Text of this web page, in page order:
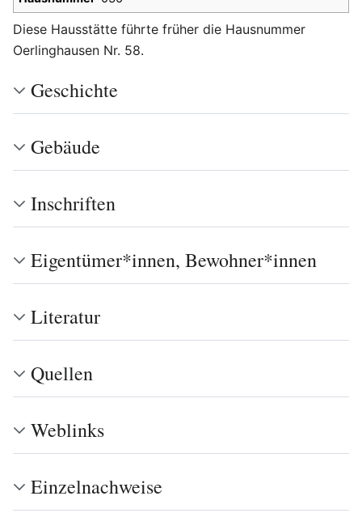
Diese Hausstätte führte früher die Hausnummer
Oerlinghausen Nr. 58.
Geschichte
Gebäude
Inschriften
Eigentümer*innen, Bewohner*innen
Literatur
Quellen
Weblinks
Einzelnachweise